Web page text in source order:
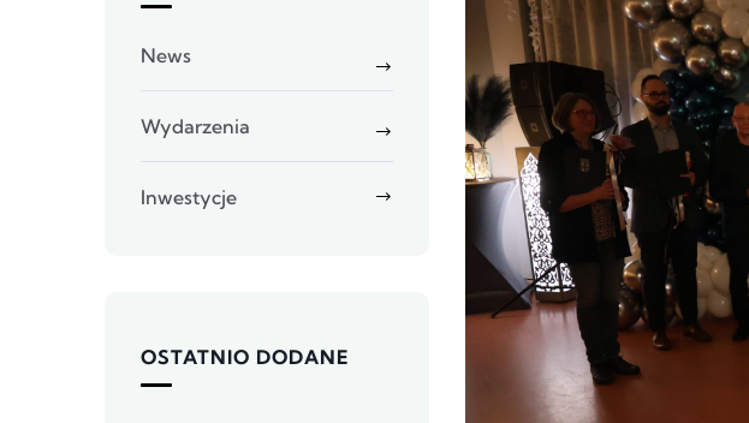
News
Wydarzenia
Inwestycje
OSTATNIO DODANE